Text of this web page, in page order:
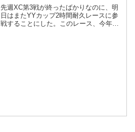
先週XC第3戦が終ったばかりなのに、明
日はまたYYカップ2時間耐久レースに参
戦することにした。このレース、今年は